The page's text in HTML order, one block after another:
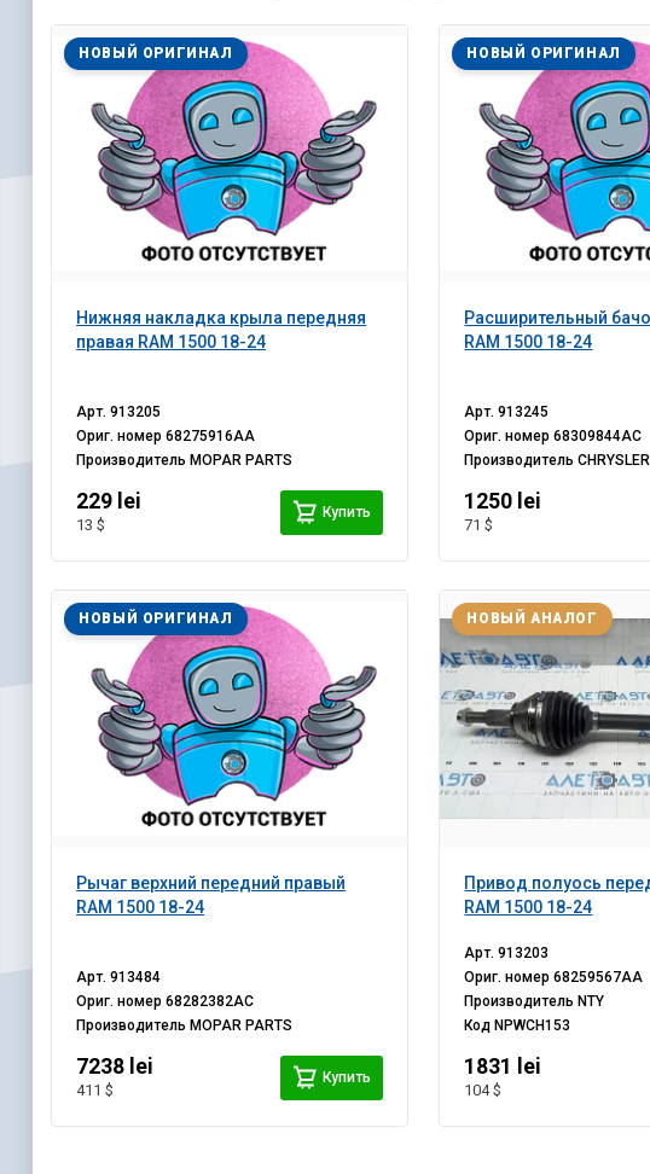
Нижняя накладка крыла передняя
правая RAM 1500 18-24
НОВЫЙ ОРИГИНАЛ
Арт.913205
Ориг. номер68275916AA
Производитель MOPAR PARTS
229 lei
13 $
Купить
Расширительный
RAM 1500 18-24
НОВЫЙ ОРИГИНАЛ
Арт.913245
Ориг. номер68309844AC
ПроизводительCHRYSLER
1250 lei
71 $
Рычаг верхний передний правый
RAM 1500 18-24
НОВЫЙ ОРИГИНАЛ
Арт.913484
Ориг. номер68282382AC
Производитель MOPAR PARTS
7238 lei
411 $
Купить
Привод полуось
RAM 1500 18-24
НОВЫЙ АНАЛОГ
Арт.913203
Ориг. номер68259567AA
Производитель NTY
Код NPWCH153
1831 lei
104 $